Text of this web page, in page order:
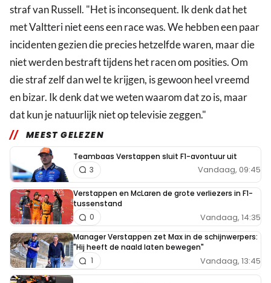
straf van Russell. "Het is inconsequent. Ik denk dat het
met Valtteri niet eens een race was. We hebben een paar
incidenten gezien die precies hetzelfde waren, maar die
niet werden bestraft tijdens het racen om posities. Om
die straf zelf dan wel te krijgen, is gewoon heel vreemd
en bizar. Ik denk dat we weten waarom dat zo is, maar
dat kun je natuurlijk niet op televisie zeggen."
MEEST GELEZEN
Teambaas Verstappen sluit F1-avontuur uit
Vandaag, 09:45
3
Verstappen en McLaren de grote verliezers in F1-
tussenstand
Vandaag, 14:35
0
Manager Verstappen zet Max in de schijnwerpers:
"Hij heeft de naald laten bewegen"
Vandaag, 13:45
1